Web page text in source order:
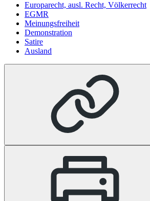
Europarecht, ausl. Recht, Völkerrecht
EGMR
Meinungsfreiheit
Demonstration
Satire
Ausland